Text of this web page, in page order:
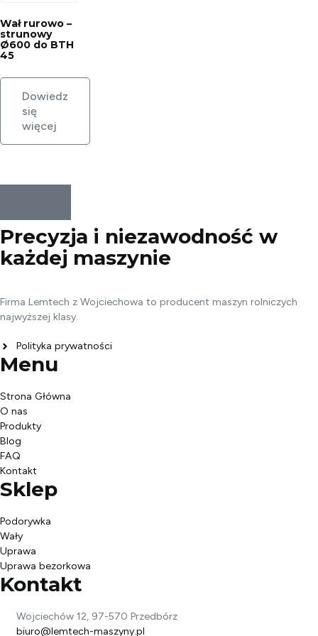
Wał rurowo –
strunowy
Ø600 do BTH
45
Dowiedz
się
więcej
Precyzja i niezawodność w
każdej maszynie
Firma Lemtech z Wojciechowa to producent maszyn rolniczych
najwyższej klasy.
Polityka prywatności
Menu
Strona Główna
O nas
Produkty
Blog
FAQ
Kontakt
Sklep
Podorywka
Wały
Uprawa
Uprawa bezorkowa
Kontakt
Wojciechów 12, 97-570 Przedbórz
biuro@lemtech-maszyny.pl